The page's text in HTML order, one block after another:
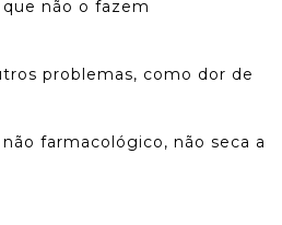
não o fazem
problemas, como dor de
farmacológico, não seca a